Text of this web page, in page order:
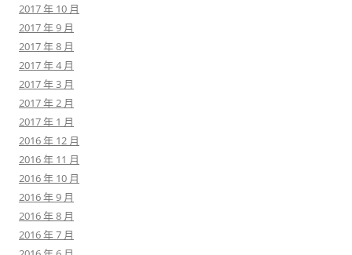
2017 年 10 月
2017 年 9 月
2017 年 8 月
2017 年 4 月
2017 年 3 月
2017 年 2 月
2017 年 1 月
2016 年 12 月
2016 年 11 月
2016 年 10 月
2016 年 9 月
2016 年 8 月
2016 年 7 月